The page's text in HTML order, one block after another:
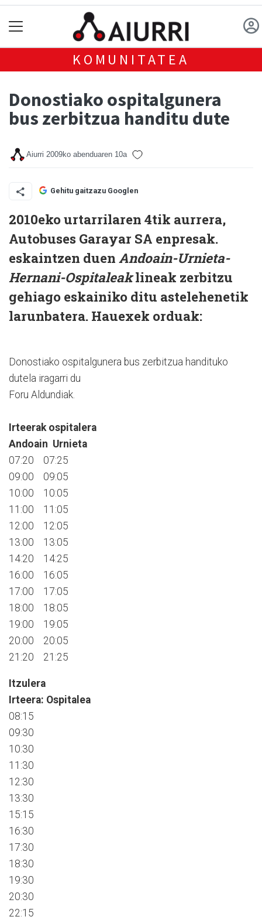
KOMUNITATEA
Donostiako ospitalgunera
bus zerbitzua handitu dute
Aiurri 2009ko abenduaren 10a
Gehitu gaitzazu Googlen
2010eko urtarrilaren 4tik aurrera,
Autobuses Garayar SA enpresak.
eskaintzen duen Andoain-Urnieta-
Hernani-Ospitaleaklineak zerbitzu
gehiago eskainiko ditu astelehenetik
larunbatera. Hauexek orduak:
Donostiako ospitalgunera bus zerbitzua handituko
dutela iragarri du
Foru Aldundiak.
Irteerak ospitalera
Andoain Urnieta
07:20 07:25
09:00 09:05
10:00 10:05
11:00 11:05
12:00 12:05
13:00 13:05
14:20 14:25
16:00 16:05
17:00 17:05
18:00 18:05
19:00 19:05
20:00 20:05
21:20 21:25
Itzulera
Irteera: Ospitalea
08:15
09:30
10:30
11:30
12:30
13:30
15:15
16:30
17:30
18:30
19:30
20:30
22:15